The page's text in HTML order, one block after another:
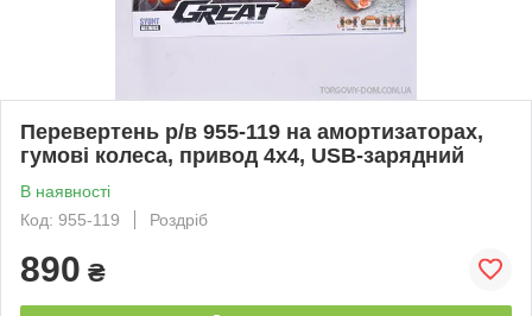
Перевертень р/в 955-119 на амортизаторах,
гумові колеса, привод 4х4, USB-зарядний
В наявності
Код: 955-119
Роздріб
890 ₴